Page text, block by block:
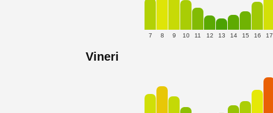
7 8 9 10 11 12 13 14 15 16 17
Vineri